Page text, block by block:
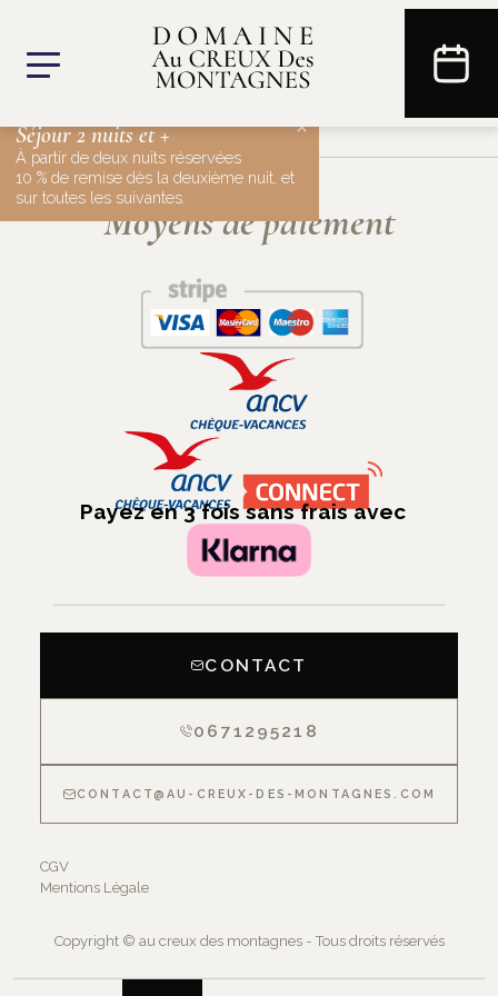
Moyens de paiement
Payez en 3 fois sans frais avec
CONTACT
0671295218
CONTACT@AU-CREUX-DES-MONTAGNES.COM
CGV
Mentions Légale
Copyright © au creux des montagnes - Tous droits réservés
×
Séjour 2 nuits et +
À partir de deux nuits réservées
10 % de remise dès la deuxième nuit, et
sur toutes les suivantes.